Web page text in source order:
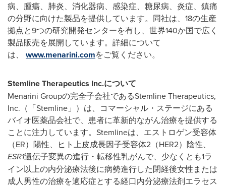
病、腫瘍、肺炎、消化器病、感染症、糖尿病、炎症、鎮痛
の分野に向けた製品を提供しています。同社は、18の生産
拠点と9つの研究開発センターを有し、世界140か国で広く
製品販売を展開しています。詳細について
は、 www.menarini.comをご覧ください。
Stemline Therapeutics Inc.について
Menarini Groupの完全子会社であるStemline Therapeutics,
Inc.（「Stemline」）は、コマーシャル・ステージにある
バイオ医薬品会社で、患者に革新的ながん治療を提供する
ことに注力しています。Stemlineは、エストロゲン受容体
（ER）陽性、ヒト上皮成長因子受容体2（HER2）陰性、
ESR1遺伝子変異の進行・転移性乳がんで、少なくとも1ラ
イン以上の内分泌療法後に病勢進行した閉経後女性または
成人男性の治療を適応症とする経口内分泌療法剤エラセス